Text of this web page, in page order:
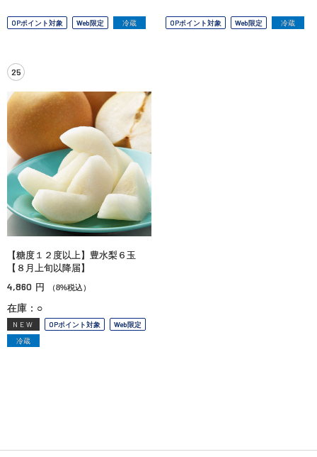
OPポイント対象 Web限定 冷蔵 OPポイント対象 Web限定 冷蔵
25
【糖度１２度以上】豊水梨６玉
【８月上旬以降届】
4,860 円 （8%税込）
在庫：○
NEW OPポイント対象
Web限定
冷蔵